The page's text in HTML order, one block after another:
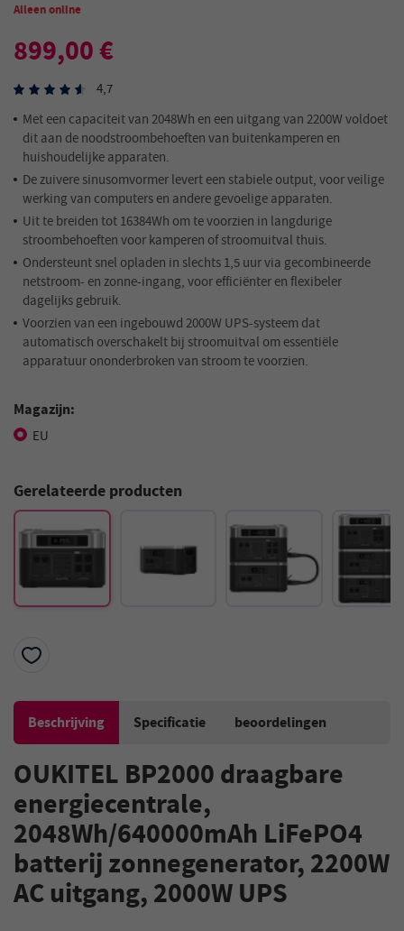
Alleen online
899,00 €
4,7
Met een capaciteit van 2048Wh en een uitgang van 2200W voldoet
dit aan de noodstroombehoeften van buitenkamperen en
huishoudelijke apparaten.
De zuivere sinusomvormer levert een stabiele output, voor veilige
werking van computers en andere gevoelige apparaten.
Uit te breiden tot 16384Wh om te voorzien in langdurige
stroombehoeften voor kamperen of stroomuitval thuis.
Ondersteunt snel opladen in slechts 1,5 uur via gecombineerde
netstroom- en zonne-ingang, voor efficiënter en flexibeler
dagelijks gebruik.
Voorzien van een ingebouwd 2000W UPS-systeem dat
automatisch overschakelt bij stroomuitval om essentiële
apparatuur ononderbroken van stroom te voorzien.
Magazijn:
EU
Gerelateerde producten
Beschrijving Specificatie beoordelingen
OUKITEL BP2000 draagbare
energiecentrale,
2048Wh/640000mAh LiFePO4
batterij zonnegenerator, 2200W
AC uitgang, 2000W UPS